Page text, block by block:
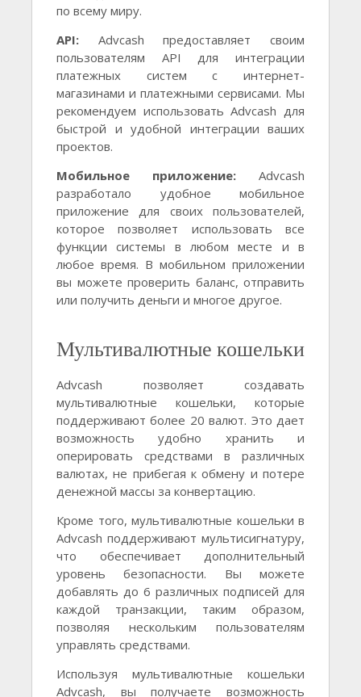
по всему миру.
API: Advcash предоставляет своим
пользователям API для интеграции
платежных систем с интернет-
магазинами и платежными сервисами. Мы
рекомендуем использовать Advcash для
быстрой и удобной интеграции ваших
проектов.
Мобильное приложение: Advcash
разработало удобное мобильное
приложение для своих пользователей,
которое позволяет использовать все
функции системы в любом месте и в
любое время. В мобильном приложении
вы можете проверить баланс, отправить
или получить деньги и многое другое.
Мультивалютные кошельки
Advcash позволяет создавать
мультивалютные кошельки, которые
поддерживают более 20 валют. Это дает
возможность удобно хранить и
оперировать средствами в различных
валютах, не прибегая к обмену и потере
денежной массы за конвертацию.
Кроме того, мультивалютные кошельки в
Advcash поддерживают мультисигнатуру,
что обеспечивает дополнительный
уровень безопасности. Вы можете
добавлять до 6 различных подписей для
каждой транзакции, таким образом,
позволяя нескольким пользователям
управлять средствами.
Используя мультивалютные кошельки
Advcash, вы получаете возможность